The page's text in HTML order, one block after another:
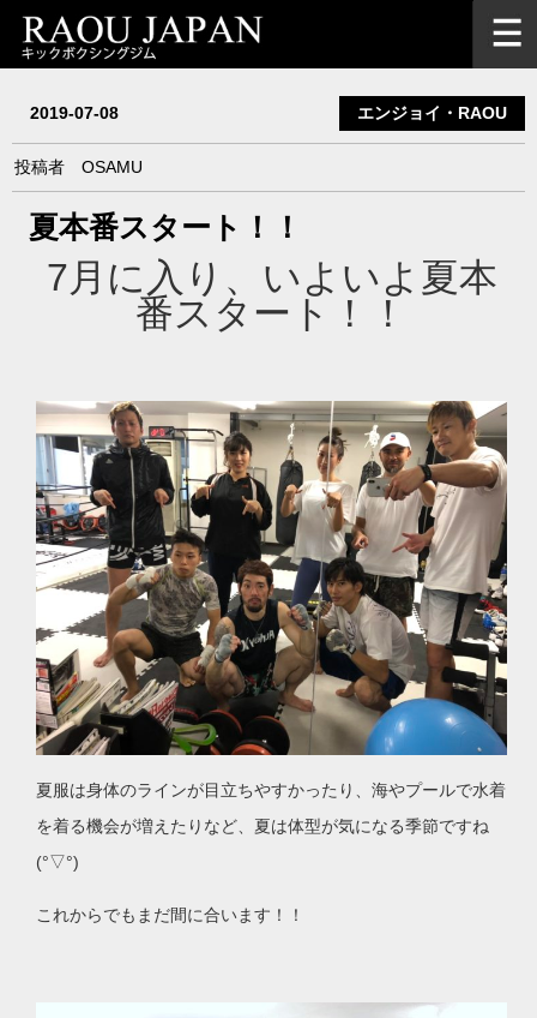
2019-07-08 エンジョイ・RAOU
投稿者 OSAMU
夏本番スタート！！
7月に入り、いよいよ夏本
番スタート！！
夏服は身体のラインが目立ちやすかったり、海やプールで水着
を着る機会が増えたりなど、夏は体型が気になる季節ですね
(°▽°)
これからでもまだ間に合います！！